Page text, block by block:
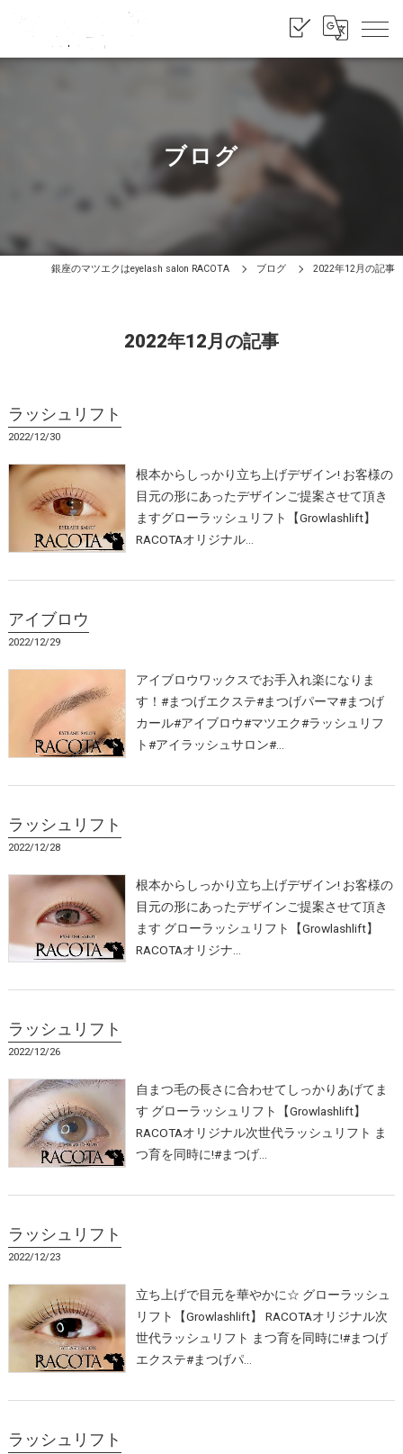
ブログ
銀座のマツエクはeyelash salon RACOTA ブログ 2022年12月の記事
2022年12月の記事
ラッシュリフト
2022/12/30
根本からしっかり立ち上げデザイン! お客様の
目元の形にあったデザインご提案させて頂き
ますグローラッシュリフト【Growlashlift】
RACOTAオリジナル…
アイブロウ
2022/12/29
アイブロウワックスでお手入れ楽になりま
す！#まつげエクステ#まつげパーマ#まつげ
カール#アイブロウ#マツエク#ラッシュリフ
ト#アイラッシュサロン#…
ラッシュリフト
2022/12/28
根本からしっかり立ち上げデザイン! お客様の
目元の形にあったデザインご提案させて頂き
ます グローラッシュリフト【Growlashlift】
RACOTAオリジナ…
ラッシュリフト
2022/12/26
自まつ毛の長さに合わせてしっかりあげてま
す グローラッシュリフト【Growlashlift】
RACOTAオリジナル次世代ラッシュリフト ま
つ育を同時に!#まつげ…
ラッシュリフト
2022/12/23
立ち上げで目元を華やかに☆ グローラッシュ
リフト【Growlashlift】 RACOTAオリジナル次
世代ラッシュリフト まつ育を同時に!#まつげ
エクステ#まつげパ…
ラッシュリフト